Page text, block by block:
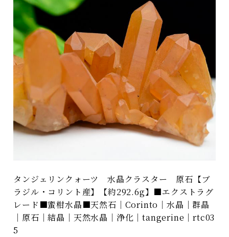
タンジェリンクォーツ 水晶クラスター 原石【ブ
ラジル・コリント産】【約292.6g】■エクストラグ
レード■蜜柑水晶■天然石｜Corinto｜水晶｜群晶
｜原石｜結晶｜天然水晶｜浄化｜tangerine｜rtc03
5